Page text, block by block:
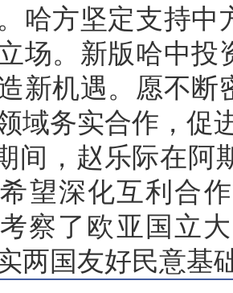
哈方坚定支持中
场。新版哈中投
新机遇。愿不断
域务实合作，促
间，赵乐际在阿
望深化互利合
察了欧亚国立
两国友好民意基